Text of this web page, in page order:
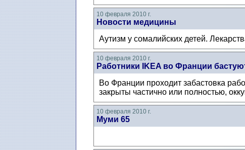
10 февраля 2010 г.
Новости медицины
Аутизм у сомалийских детей.
10 февраля 2010 г.
Работники IKEA во Франции
Во Франции проходит забастовка
закрыты частично или полностью,
10 февраля 2010 г.
Муми 65